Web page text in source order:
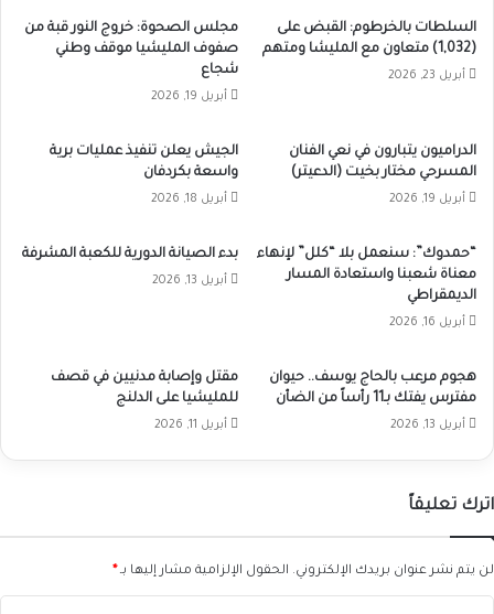
السلطات بالخرطوم: القبض على
(1,032) متعاون مع المليشا ومتهم
أبريل 23, 2026
مجلس الصحوة: خروج النور قبة من
صفوف المليشيا موقف وطني
شجاع
أبريل 19, 2026
الدراميون يتبارون في نعي الفنان
المسرحي مختار بخيت (الدعيتر)
أبريل 19, 2026
الجيش يعلن تنفيذ عمليات برية
واسعة بكردفان
أبريل 18, 2026
“حمدوك”: سنعمل بلا “كلل” لإنهاء
معناة شعبنا واستعادة المسار
الديمقراطي
أبريل 16, 2026
بدء الصيانة الدورية للكعبة المشرفة
أبريل 13, 2026
هجوم مرعب بالحاج يوسف.. حيوان
مفترس يفتك بـ11 رأساً من الضأن
أبريل 13, 2026
مقتل وإصابة مدنيين في قصف
للمليشيا على الدلنج
أبريل 11, 2026
اترك تعليقاً
لن يتم نشر عنوان بريدك الإلكتروني. الحقول الإلزامية مشار إليها بـ*